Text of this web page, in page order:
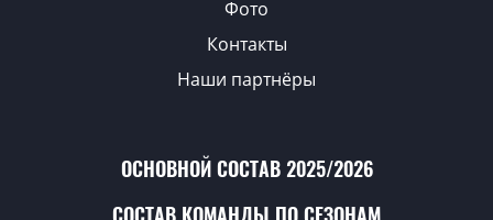
Фото
Контакты
Наши партнёры
ОСНОВНОЙ СОСТАВ 2025/2026